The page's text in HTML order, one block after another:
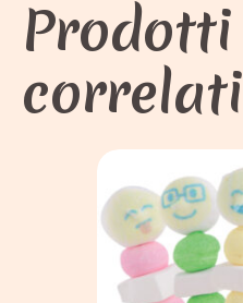
Prodotti
correlati